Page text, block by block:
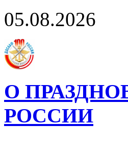
05.08.2026
О
РОССИИ